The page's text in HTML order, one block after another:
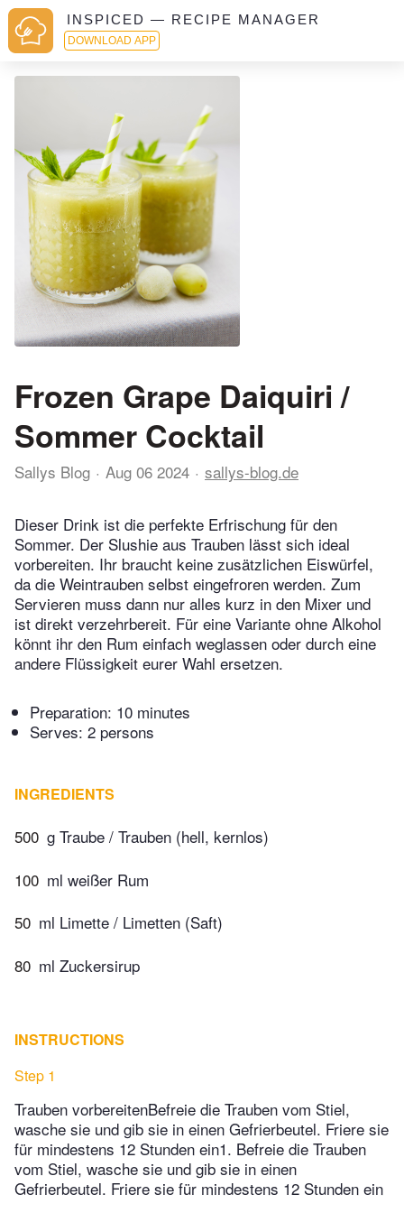
INSPICED — RECIPE MANAGER
DOWNLOAD APP
Frozen Grape Daiquiri /
Sommer Cocktail
Sallys Blog Aug 06 2024 sallys-blog.de
Dieser Drink ist die perfekte Erfrischung für den
Sommer. Der Slushie aus Trauben lässt sich ideal
vorbereiten. Ihr braucht keine zusätzlichen Eiswürfel,
da die Weintrauben selbst eingefroren werden. Zum
Servieren muss dann nur alles kurz in den Mixer und
ist direkt verzehrbereit. Für eine Variante ohne Alkohol
könnt ihr den Rum einfach weglassen oder durch eine
andere Flüssigkeit eurer Wahl ersetzen.
Preparation: 10 minutes
Serves: 2 persons
INGREDIENTS
500 g Traube / Trauben (hell, kernlos)
100 ml weißer Rum
50 ml Limette / Limetten (Saft)
80 ml Zuckersirup
INSTRUCTIONS
Step 1
Trauben vorbereitenBefreie die Trauben vom Stiel,
wasche sie und gib sie in einen Gefrierbeutel. Friere sie
für mindestens 12 Stunden ein1. Befreie die Trauben
vom Stiel, wasche sie und gib sie in einen
Gefrierbeutel. Friere sie für mindestens 12 Stunden ein